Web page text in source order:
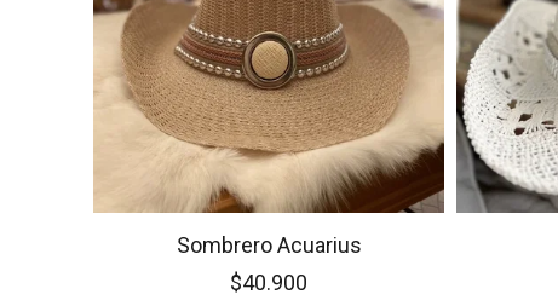
Sombrero Acuarius
$40.900